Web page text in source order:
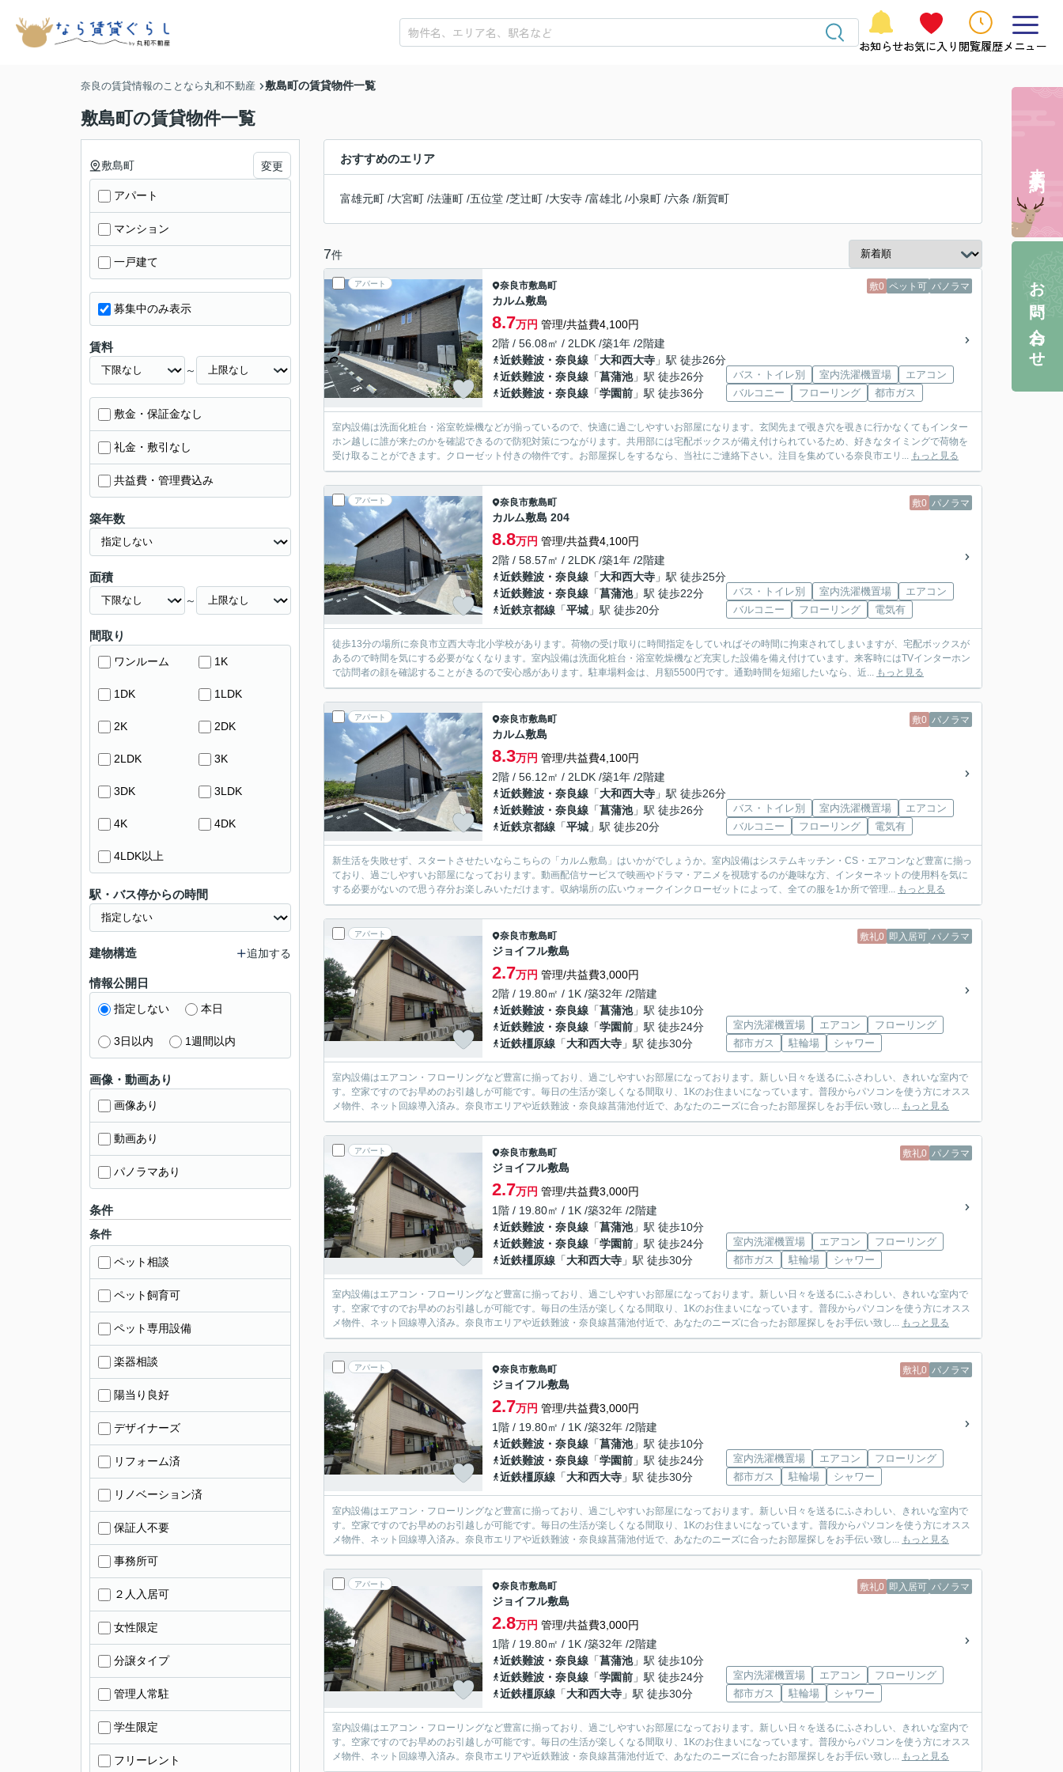
お知らせお気に入り 閲覧履歴メニュー
奈良の賃貸情報のことなら丸和不動産 敷島町の賃貸物件一覧
敷島町の賃貸物件一覧
おすすめのエリア
富雄元町 /大宮町 /法蓮町 /五位堂 /芝辻町 /大安寺 /富雄北 /小泉町 /六条 /新賀町
7件
アパート 敷0 ペット可 パノラマ
奈良市敷島町
カルム敷島
8.7万円 管理/共益費4,100円
2階 / 56.08㎡ / 2LDK /築1年 /2階建
近鉄難波・奈良線 「大和西大寺 」駅 徒歩26分
近鉄難波・奈良線 「菖蒲池」駅 徒歩26分
近鉄難波・奈良線 「学園前 」駅 徒歩36分
バス・トイレ別 室内洗濯機置場
エアコン
バルコニー
フローリング 都市ガス
室内設備は洗面化粧台・浴室乾燥機などが揃っているので、快適に過ごしやすいお部屋になります。玄関先まで覗き穴を覗きに行かなくてもインター
ホン越しに誰が来たのかを確認できるので防犯対策につながります。共用部には宅配ボックスが備え付けられているため、好きなタイミングで荷物を
受け取ることができます。クローゼット付きの物件です。お部屋探しをするなら、当社にご連絡下さい。注目を集めている奈良市エリ... もっと見る
アパート 敷0 パノラマ
奈良市敷島町
カルム敷島 204
8.8万円 管理/共益費4,100円
2階 / 58.57㎡ / 2LDK /築1年 /2階建
近鉄難波・奈良線 「大和西大寺 」駅 徒歩25分
近鉄難波・奈良線 「菖蒲池」駅 徒歩22分
近鉄京都線 「平城 」駅 徒歩20分
バス・トイレ別 室内洗濯機置場
エアコン
バルコニー
フローリング 電気有
徒歩13分の場所に奈良市立西大寺北小学校があります。荷物の受け取りに時間指定をしていればその時間に拘束されてしまいますが、宅配ボックスが
あるので時間を気にする必要がなくなります。室内設備は洗面化粧台・浴室乾燥機など充実した設備を備え付けています。来客時にはTVインターホン
で訪問者の顔を確認することがきるので安心感があります。駐車場料金は、月額5500円です。通勤時間を短縮したいなら、近... もっと見る
アパート 敷0 パノラマ
奈良市敷島町
カルム敷島
8.3万円 管理/共益費4,100円
2階 / 56.12㎡ / 2LDK /築1年 /2階建
近鉄難波・奈良線 「大和西大寺 」駅 徒歩26分
近鉄難波・奈良線 「菖蒲池」駅 徒歩26分
近鉄京都線 「平城 」駅 徒歩20分
バス・トイレ別 室内洗濯機置場
エアコン
バルコニー
フローリング 電気有
新生活を失敗せず、スタートさせたいならこちらの「カルム敷島」はいかがでしょうか。室内設備はシステムキッチン・CS・エアコンなど豊富に揃っ
ており、過ごしやすいお部屋になっております。動画配信サービスで映画やドラマ・アニメを視聴するのが趣味な方、インターネットの使用料を気に
する必要がないので思う存分お楽しみいただけます。収納場所の広いウォークインクローゼットによって、全ての服を1か所で管理... もっと見る
アパート 敷礼0 即入居可 パノラマ
奈良市敷島町
ジョイフル敷島
2.7万円 管理/共益費3,000円
2階 / 19.80㎡ / 1K /築32年 /2階建
近鉄難波・奈良線 「菖蒲池」駅 徒歩10分
近鉄難波・奈良線 「学園前 」駅 徒歩24分
近鉄橿原線 「大和西大寺 」駅 徒歩30分
室内洗濯機置場 エアコン
フローリング
都市ガス
駐輪場 シャワー
室内設備はエアコン・フローリングなど豊富に揃っており、過ごしやすいお部屋になっております。新しい日々を送るにふさわしい、きれいな室内で
す。空家ですのでお早めのお引越しが可能です。毎日の生活が楽しくなる間取り、1Kのお住まいになっています。普段からパソコンを使う方にオスス
メ物件、ネット回線導入済み。奈良市エリアや近鉄難波・奈良線菖蒲池付近で、あなたのニーズに合ったお部屋探しをお手伝い致し... もっと見る
アパート 敷礼0 パノラマ
奈良市敷島町
ジョイフル敷島
2.7万円 管理/共益費3,000円
1階 / 19.80㎡ / 1K /築32年 /2階建
近鉄難波・奈良線 「菖蒲池」駅 徒歩10分
近鉄難波・奈良線 「学園前 」駅 徒歩24分
近鉄橿原線 「大和西大寺 」駅 徒歩30分
室内洗濯機置場 エアコン
フローリング
都市ガス
駐輪場 シャワー
室内設備はエアコン・フローリングなど豊富に揃っており、過ごしやすいお部屋になっております。新しい日々を送るにふさわしい、きれいな室内で
す。空家ですのでお早めのお引越しが可能です。毎日の生活が楽しくなる間取り、1Kのお住まいになっています。普段からパソコンを使う方にオスス
メ物件、ネット回線導入済み。奈良市エリアや近鉄難波・奈良線菖蒲池付近で、あなたのニーズに合ったお部屋探しをお手伝い致し... もっと見る
アパート 敷礼0 パノラマ
奈良市敷島町
ジョイフル敷島
2.7万円 管理/共益費3,000円
1階 / 19.80㎡ / 1K /築32年 /2階建
近鉄難波・奈良線 「菖蒲池」駅 徒歩10分
近鉄難波・奈良線 「学園前 」駅 徒歩24分
近鉄橿原線 「大和西大寺 」駅 徒歩30分
室内洗濯機置場 エアコン
フローリング
都市ガス
駐輪場 シャワー
室内設備はエアコン・フローリングなど豊富に揃っており、過ごしやすいお部屋になっております。新しい日々を送るにふさわしい、きれいな室内で
す。空家ですのでお早めのお引越しが可能です。毎日の生活が楽しくなる間取り、1Kのお住まいになっています。普段からパソコンを使う方にオスス
メ物件、ネット回線導入済み。奈良市エリアや近鉄難波・奈良線菖蒲池付近で、あなたのニーズに合ったお部屋探しをお手伝い致し... もっと見る
アパート 敷礼0 即入居可 パノラマ
奈良市敷島町
ジョイフル敷島
2.8万円 管理/共益費3,000円
1階 / 19.80㎡ / 1K /築32年 /2階建
近鉄難波・奈良線 「菖蒲池」駅 徒歩10分
近鉄難波・奈良線 「学園前 」駅 徒歩24分
近鉄橿原線 「大和西大寺 」駅 徒歩30分
室内洗濯機置場 エアコン
フローリング
都市ガス
駐輪場 シャワー
室内設備はエアコン・フローリングなど豊富に揃っており、過ごしやすいお部屋になっております。新しい日々を送るにふさわしい、きれいな室内で
す。空家ですのでお早めのお引越しが可能です。毎日の生活が楽しくなる間取り、1Kのお住まいになっています。普段からパソコンを使う方にオスス
メ物件、ネット回線導入済み。奈良市エリアや近鉄難波・奈良線菖蒲池付近で、あなたのニーズに合ったお部屋探しをお手伝い致し... もっと見る
敷島町 変更
アパート
マンション
一戸建て
募集中のみ表示
賃料
～
敷金・保証金なし
礼金・敷引なし
共益費・管理費込み
築年数
面積
～
間取り
ワンルーム 1K
1DK 1LDK
2K 2DK
2LDK 3K
3DK 3LDK
4K 4DK
4LDK以上
駅・バス停からの時間
建物構造 追加する
情報公開日
指定しない 本日
3日以内 1週間以内
画像・動画あり
画像あり
動画あり
パノラマあり
条件
条件
ペット相談
ペット飼育可
ペット専用設備
楽器相談
陽当り良好
デザイナーズ
リフォーム済
リノベーション済
保証人不要
事務所可
２人入居可
女性限定
分譲タイプ
管理人常駐
学生限定
フリーレント
お問い合わせ